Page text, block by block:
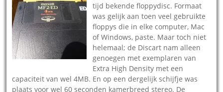
tijd bekende floppydisc. Formaat
was gelijk aan toen veel gebruikte
floppys die in elke computer, Mac
of Windows, paste. Maar toch niet
helemaal; de Discart nam alleen
genoegen met exemplaren van
Extra High Density met een
capaciteit van wel 4MB. En op een dergelijk schijfje was
plaats voor wel 60 seconden kamerbreed stereo. De